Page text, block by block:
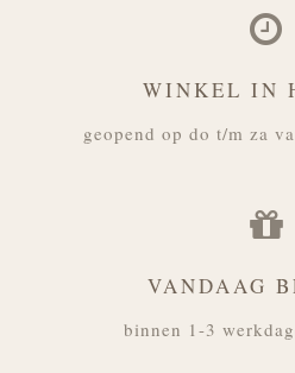
WINKEL IN
geopend op do t/m za
VANDAAG
binnen 1-3